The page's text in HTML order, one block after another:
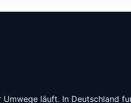
läuft. In Deutschland